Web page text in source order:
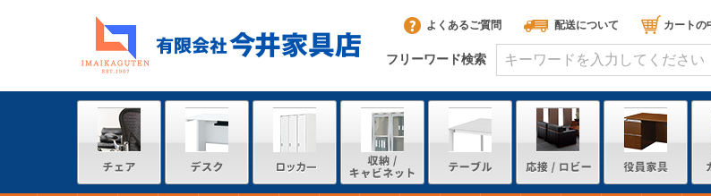
よくあるご質問 配送について カートの
フリーワード検索